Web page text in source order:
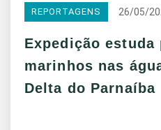
REPORTAGENS 26/05/
Expedição estuda
marinhos nas
Delta do Parnaíba